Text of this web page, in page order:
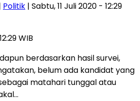
Politik | Sabtu, 11 Juli 2020 - 12:29
WIB
berdasarkan hasil survei,
belum ada kandidat yang
matahari tunggal atau